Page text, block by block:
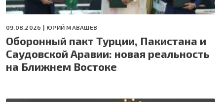
09.08.2026 | ЮРИЙ МАВАШЕВ
Оборонный пакт Турции, Пакистана и
Саудовской Аравии: новая реальность
на Ближнем Востоке